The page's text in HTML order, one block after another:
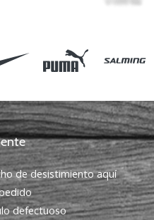
de desistimiento aquí
defectuoso